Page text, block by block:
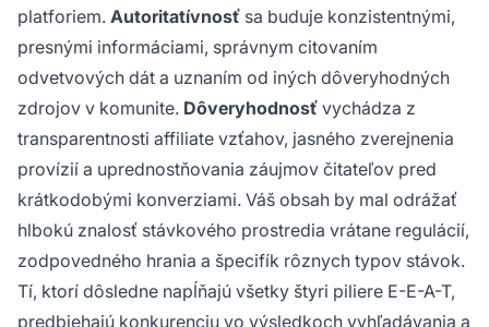
platforiem. Autoritatívnosť sa buduje konzistentnými,
presnými informáciami, správnym citovaním
odvetvových dát a uznaním od iných dôveryhodných
zdrojov v komunite. Dôveryhodnosť vychádza z
transparentnosti affiliate vzťahov, jasného zverejnenia
provízií a uprednostňovania záujmov čitateľov pred
krátkodobými konverziami. Váš obsah by mal odrážať
hlbokú znalosť stávkového prostredia vrátane regulácií,
zodpovedného hrania a špecifík rôznych typov stávok.
Tí, ktorí dôsledne napĺňajú všetky štyri piliere E-E-A-T,
predbiehajú konkurenciu vo výsledkoch vyhľadávania a